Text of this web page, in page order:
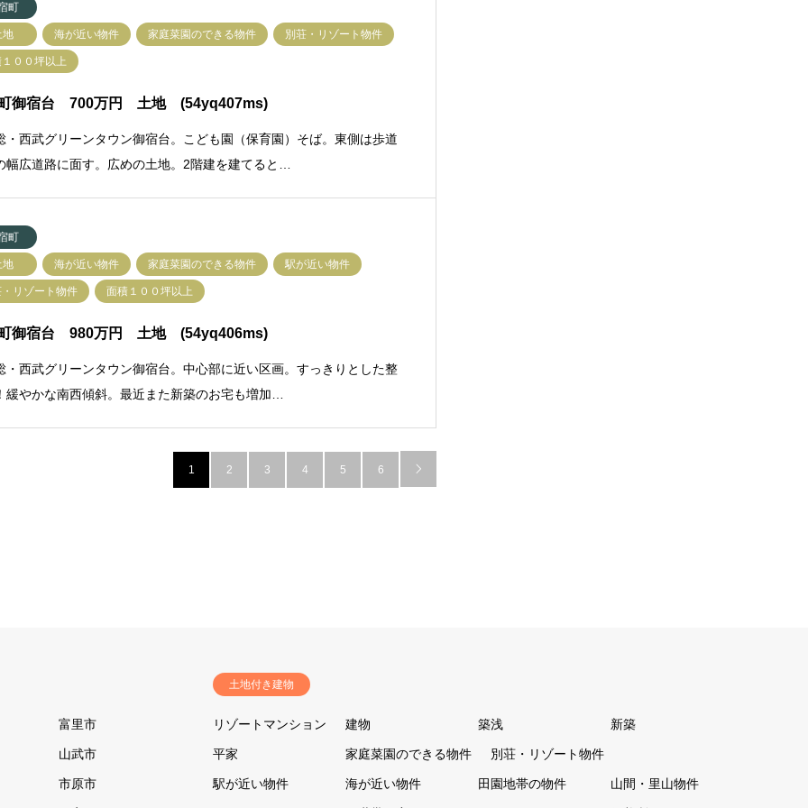
町
地 海が近い物件 家庭菜園のできる物件 別荘・リゾート物件
００坪以上
御宿台 700万円 土地 (54yq407ms)
・西武グリーンタウン御宿台。こども園（保育園）そば。東側は歩道
幅広道路に面す。広めの土地。2階建を建てると…
町
地 海が近い物件 家庭菜園のできる物件 駅が近い物件
リゾート物件 面積１００坪以上
御宿台 980万円 土地 (54yq406ms)
・西武グリーンタウン御宿台。中心部に近い区画。すっきりとした整
緩やかな南西傾斜。最近また新築のお宅も増加…
1 2 3 4 5 6 
富里市
山武市
市原市
土地付き建物
リゾートマンション 建物 築浅 新築
平家 家庭菜園のできる物件 別荘・リゾート物件
駅が近い物件 海が近い物件 田園地帯の物件 山間・里山物件